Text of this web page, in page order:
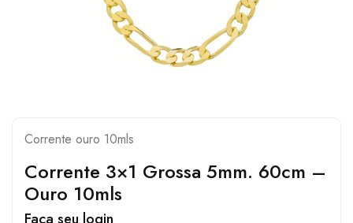
Corrente ouro 10mls
Corrente 3×1 Grossa 5mm. 60cm –
Ouro 10mls